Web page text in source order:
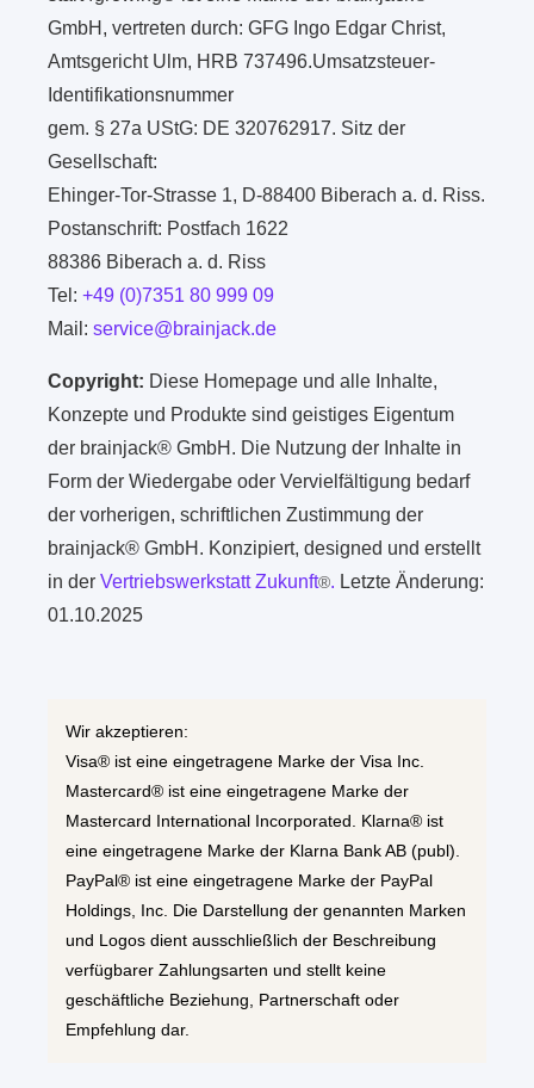
GmbH, vertreten durch: GFG Ingo Edgar Christ,
Amtsgericht Ulm, HRB 737496.Umsatzsteuer-
Identifikationsnummer
gem. § 27a UStG: DE 320762917. Sitz der
Gesellschaft:
Ehinger-Tor-Strasse 1, D-88400 Biberach a. d. Riss.
Postanschrift: Postfach 1622
88386 Biberach a. d. Riss
Tel:+49 (0)7351 80 999 09
Mail:service@brainjack.de
Copyright: Diese Homepage und alle Inhalte,
Konzepte und Produkte sind geistiges Eigentum
der brainjack® GmbH. Die Nutzung der Inhalte in
Form der Wiedergabe oder Vervielfältigung bedarf
der vorherigen, schriftlichen Zustimmung der
brainjack® GmbH. Konzipiert, designed und erstellt
in derVertriebswerkstatt Zukunft®. Letzte Änderung:
01.10.2025
Wir akzeptieren:
Visa® ist eine eingetragene Marke der Visa Inc.
Mastercard® ist eine eingetragene Marke der
Mastercard International Incorporated. Klarna® ist
eine eingetragene Marke der Klarna Bank AB (publ).
PayPal® ist eine eingetragene Marke der PayPal
Holdings, Inc. Die Darstellung der genannten Marken
und Logos dient ausschließlich der Beschreibung
verfügbarer Zahlungsarten und stellt keine
geschäftliche Beziehung, Partnerschaft oder
Empfehlung dar.